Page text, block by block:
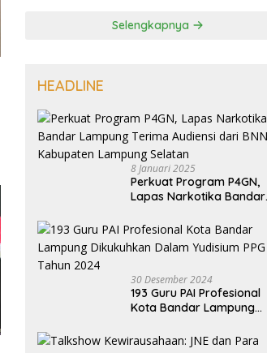
Selengkapnya
HEADLINE
8 Januari 2025
Perkuat Program P4GN,
Lapas Narkotika Bandar
dari BNN Kabupaten
Lampung Selatan
30 Desember 2024
193 Guru PAI Profesional
Kota Bandar Lampung
Yudisium PPG Tahun 2024